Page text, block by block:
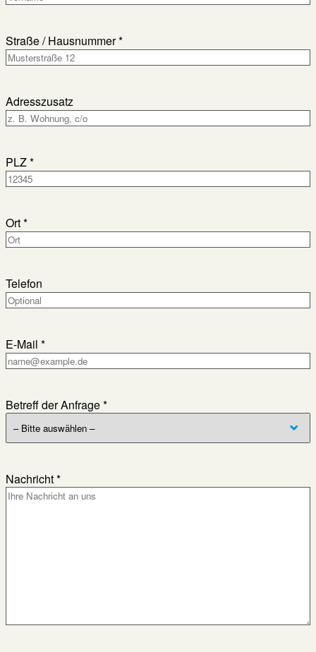
Straße / Hausnummer *
Adresszusatz
PLZ *
Ort *
Telefon
E-Mail *
Betreff der Anfrage *
Nachricht *